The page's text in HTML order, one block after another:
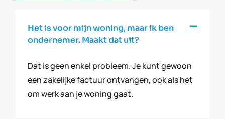
Het is voor mijn woning, maar ik ben
ondernemer. Maakt dat uit?
Dat is geen enkel probleem. Je kunt gewoon
een zakelijke factuur ontvangen, ook als het
om werk aan je woning gaat.